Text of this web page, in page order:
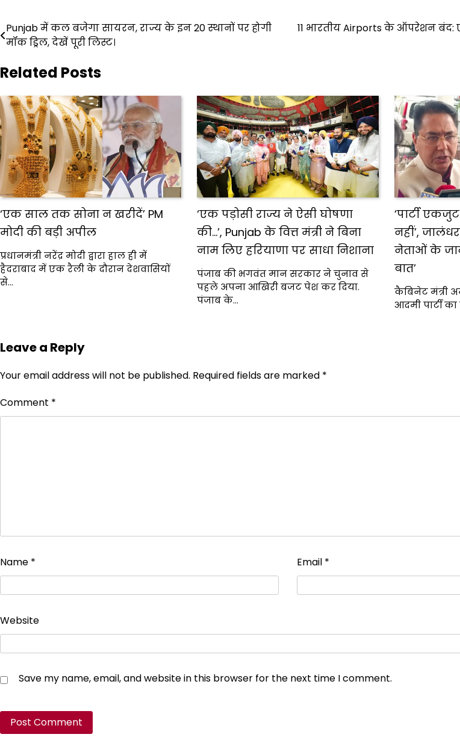
Post
navigation
Punjab में कल बजेगा सायरन, राज्य के इन 20 स्थानों पर होगी
मॉक ड्रिल, देखें पूरी लिस्ट।
11 भारतीय Airports के ऑपरेशन बंद:
Related Posts
‘एक साल तक सोना न खरीदें’ PM
मोदी की बड़ी अपील
प्रधानमंत्री नरेंद्र मोदी द्वारा हाल ही में
हैदराबाद में एक रैली के दौरान देशवासियों
से…
‘एक पड़ोसी राज्य ने ऐसी घोषणा
की…’, Punjab के वित्त मंत्री ने बिना
नाम लिए हरियाणा पर साधा निशाना
पंजाब की भगवंत मान सरकार ने चुनाव से
पहले अपना आखिरी बजट पेश कर दिया.
पंजाब के…
‘पार्टी
नहीं’,
नेताओं के जाने
बात’
कैबिनेट मंत्री
आदमी पार्टी
Leave a Reply
Your email address will not be published. Required fields are marked *
Comment *
Name * Email *
Website
Save my name, email, and website in this browser for the next time I comment.